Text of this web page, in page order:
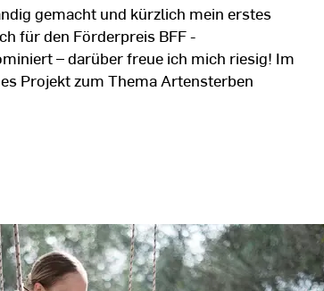
gemacht und kürzlich mein erstes
für den Förderpreis BFF -
– darüber freue ich mich riesig! Im
Projekt zum Thema Artensterben